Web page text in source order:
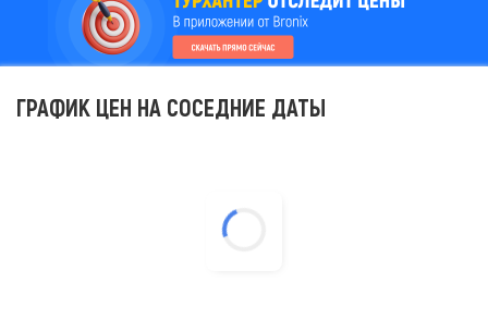
ГРАФИК ЦЕН НА СОСЕДНИЕ ДАТЫ